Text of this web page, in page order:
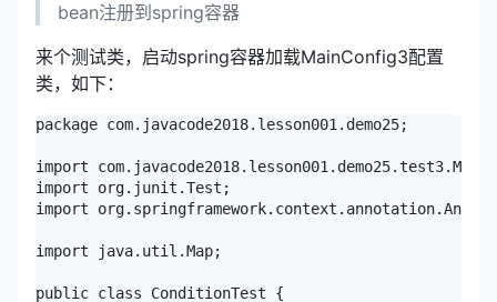
bean注册到spring容器
来个测试类，启动spring容器加载MainConfig3配置
类，如下：
package com.javacode2018.lesson001.demo25;
import
import org.junit.Test;
import
import java.util.Map;
public class ConditionTest {